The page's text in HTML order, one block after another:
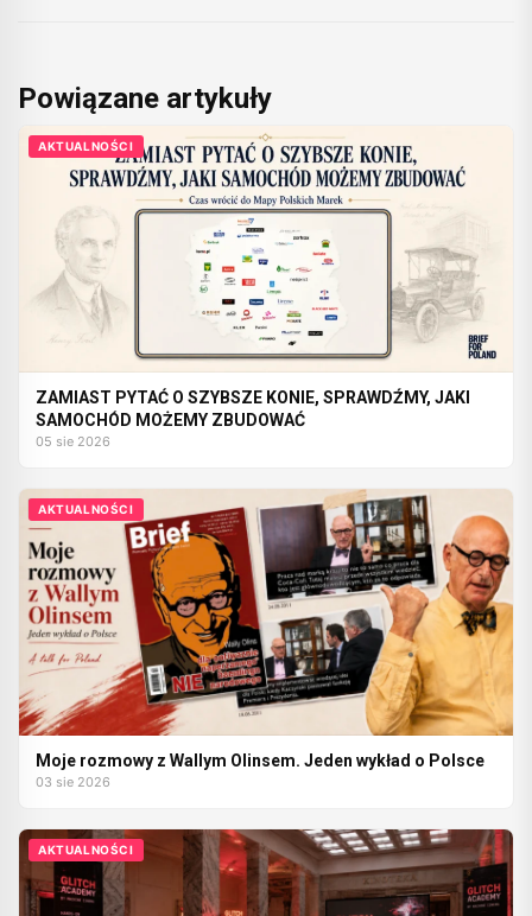
Powiązane artykuły
AKTUALNOŚCI
ZAMIAST PYTAĆ O SZYBSZE KONIE, SPRAWDŹMY, JAKI
SAMOCHÓD MOŻEMY ZBUDOWAĆ
05 sie 2026
AKTUALNOŚCI
Moje rozmowy z Wallym Olinsem. Jeden wykład o Polsce
03 sie 2026
AKTUALNOŚCI